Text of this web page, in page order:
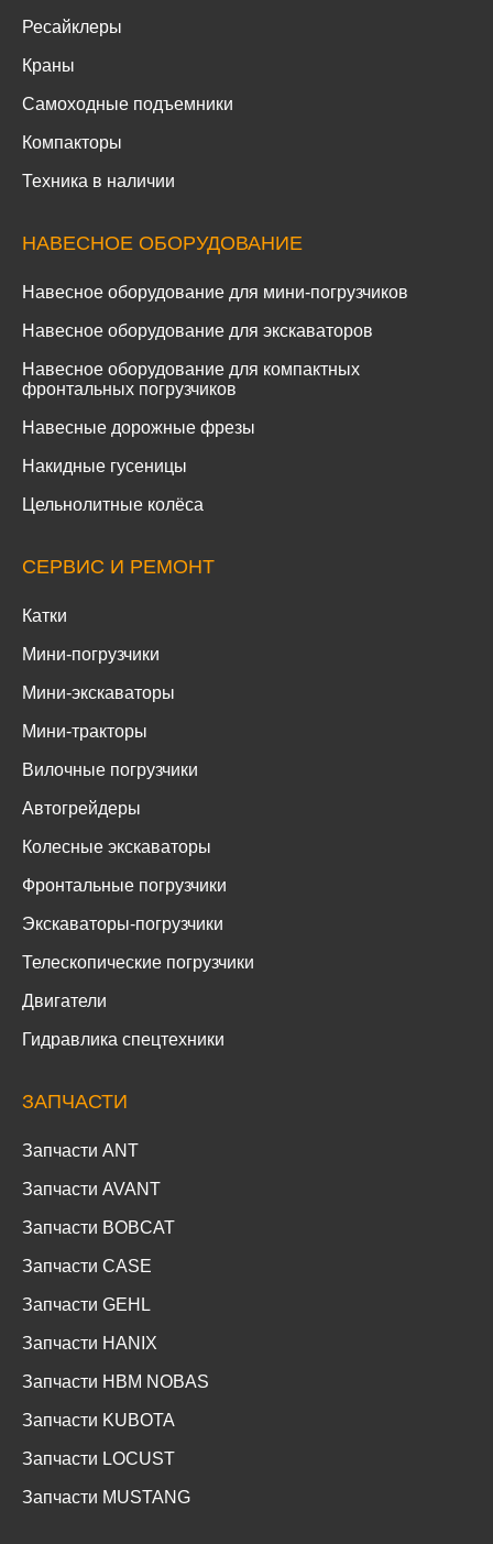
Ресайклеры
Краны
Самоходные подъемники
Компакторы
Техника в наличии
НАВЕСНОЕ ОБОРУДОВАНИЕ
Навесное оборудование для мини-погрузчиков
Навесное оборудование для экскаваторов
Навесное оборудование для компактных
фронтальных погрузчиков
Навесные дорожные фрезы
Накидные гусеницы
Цельнолитные колёса
СЕРВИС И РЕМОНТ
Катки
Мини-погрузчики
Мини-экскаваторы
Мини-тракторы
Вилочные погрузчики
Автогрейдеры
Колесные экскаваторы
Фронтальные погрузчики
Экскаваторы-погрузчики
Телескопические погрузчики
Двигатели
Гидравлика спецтехники
ЗАПЧАСТИ
Запчасти ANT
Запчасти AVANT
Запчасти BOBCAT
Запчасти CASE
Запчасти GEHL
Запчасти HANIX
Запчасти HBM NOBAS
Запчасти KUBOTA
Запчасти LOCUST
Запчасти MUSTANG